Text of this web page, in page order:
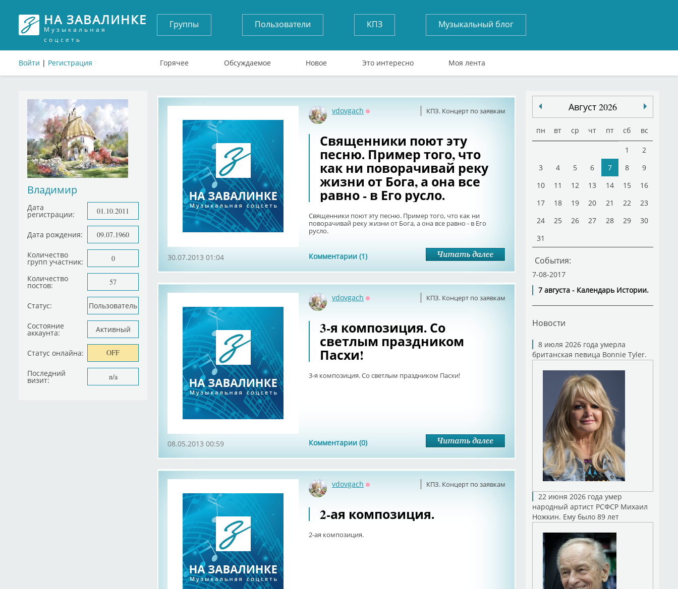
НА ЗАВАЛИНКЕ
Музыкальная
соцсеть
Войти | Регистрация
Группы Пользователи КПЗ Музыкальный блог
Горячее Обсуждаемое Новое Это интересно Моя лента
Владимир
Дата
регистрации: 01.10.2011
Дата рождения: 09.07.1960
Количество
групп участник: 0
Количество
постов: 57
Статус: Пользователь
Состояние
аккаунта: Активный
Статус онлайна: OFF
Последний
визит: n/a
КПЗ. Концерт по заявкам
vdovgach
Священники поют эту
песню. Пример того, что
как ни поворачивай реку
жизни от Бога, а она все
равно - в Его русло.
Священники поют эту песню. Пример того, что как ни
поворачивай реку жизни от Бога, а она все равно - в Его
русло.
Комментарии (1)
30.07.2013 01:04
КПЗ. Концерт по заявкам
vdovgach
3-я композиция. Со
светлым праздником
Пасхи!
3-я композиция. Со светлым праздником Пасхи!
Комментарии (0)
08.05.2013 00:59
КПЗ. Концерт по заявкам
vdovgach
2-ая композиция.
2-ая композиция.
Август 2026
пн вт ср чт пт сб вс
1
2
3
4 5 6 7 8
9
10
11 12 13 14 15
16
17
18 19 20 21 22
23
24
25 26 27 28 29
30
31
События:
7-08-2017
7 августа - Календарь Истории.
Новости
8 июля 2026 года умерла
британская певица Bonnie Tyler.
22 июня 2026 года умер
народный артист РСФСР Михаил
Ножкин. Ему было 89 лет